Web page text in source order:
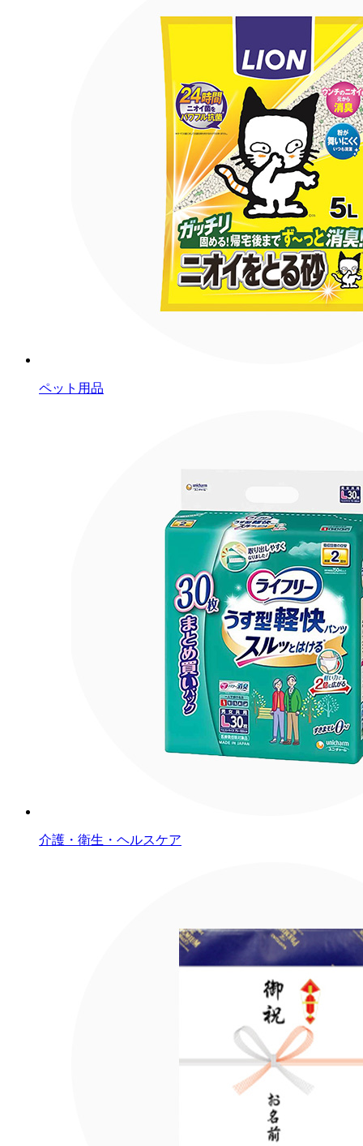
ペット用品
介護・衛生・ヘルスケア